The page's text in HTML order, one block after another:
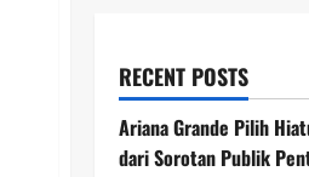
RECENT POSTS
Ariana Grande Pilih
dari Sorotan Publik